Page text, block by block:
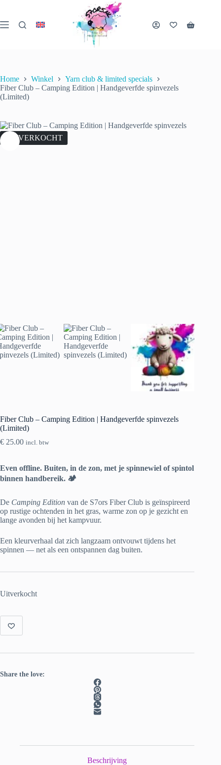
de
inhoud
Home Winkel
Yarn club & limited specials
Fiber Club – Camping Edition | Handgeverfde spinvezels
(Limited)
UITVERKOCHT
Fiber Club – Camping Edition | Handgeverfde spinvezels
(Limited)
€ 25.00 incl. btw
Even offline. Buiten, in de zon, met je spinnewiel of spintol
binnen handbereik. 🏕️
De Camping Edition van de S7ors Fiber Club is geïnspireerd
op rustige ochtenden in het gras, warme zon op je gezicht en
lange avonden bij het kampvuur.
Een kleurverhaal dat zich langzaam ontvouwt tijdens het
spinnen — net als een ontspannen dag buiten.
Uitverkocht
Share the love:
Beschrijving